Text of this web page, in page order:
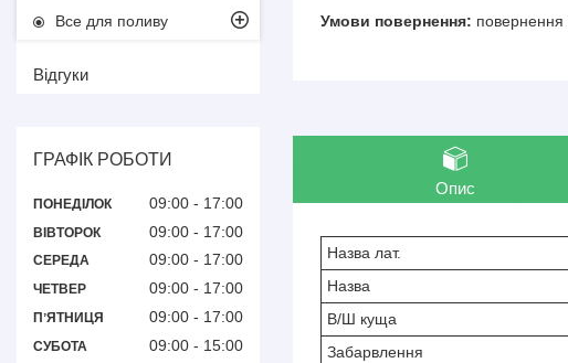
повернення
Опис
Назва лат.
Назва
В/Ш куща
Забарвлення
Все для поливу
Відгуки
ГРАФІК РОБОТИ
ПОНЕДІЛОК 09:00 17:00
ВІВТОРОК 09:00 17:00
СЕРЕДА 09:00 17:00
ЧЕТВЕР 09:00 17:00
ПʼЯТНИЦЯ 09:00 17:00
СУБОТА 09:00 15:00